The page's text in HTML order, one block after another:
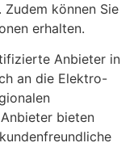
können Sie
erhalten.
Anbieter in
an die Elektro-
bieten